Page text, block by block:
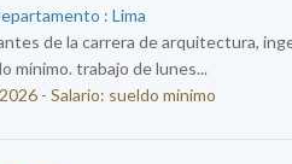
: Lima
de la carrera de arquitectura,
mínimo. trabajo de lunes...
- Salario: sueldo mínimo